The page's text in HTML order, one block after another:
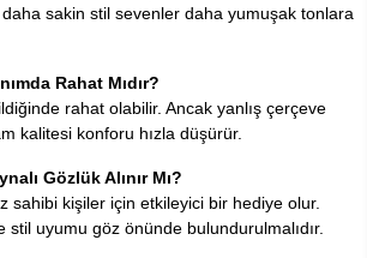
sakin stil sevenler daha yumuşak tonlara
Rahat Mıdır?
rahat olabilir. Ancak yanlış çerçeve
kalitesi konforu hızla düşürür.
Gözlük Alınır Mı?
sahibi kişiler için etkileyici bir hediye olur.
stil uyumu göz önünde bulundurulmalıdır.